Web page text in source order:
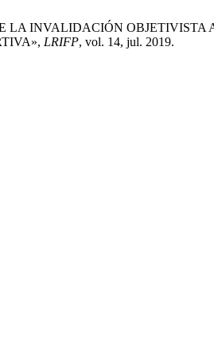
LA INVALIDACIÓN
LRIFP, vol. 14, jul. 2019.